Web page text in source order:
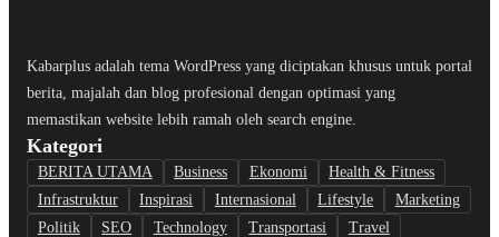
Kabarplus adalah tema WordPress yang diciptakan khusus untuk portal
berita, majalah dan blog profesional dengan optimasi yang
memastikan website lebih ramah oleh search engine.
Kategori
BERITA UTAMA Business Ekonomi
Health & Fitness
Infrastruktur
Inspirasi Internasional Lifestyle
Marketing
Politik
SEO Technology Transportasi
Travel